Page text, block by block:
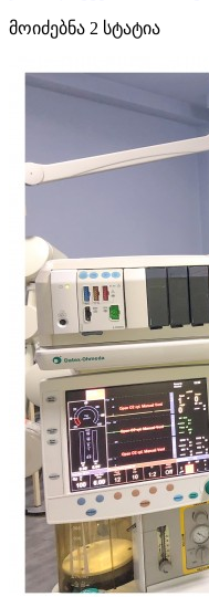
მოიძებნა 2 სტატია